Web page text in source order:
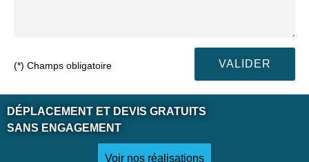
(*) Champs obligatoire
DÉPLACEMENT ET DEVIS GRATUITS
SANS ENGAGEMENT
Voir nos réalisations